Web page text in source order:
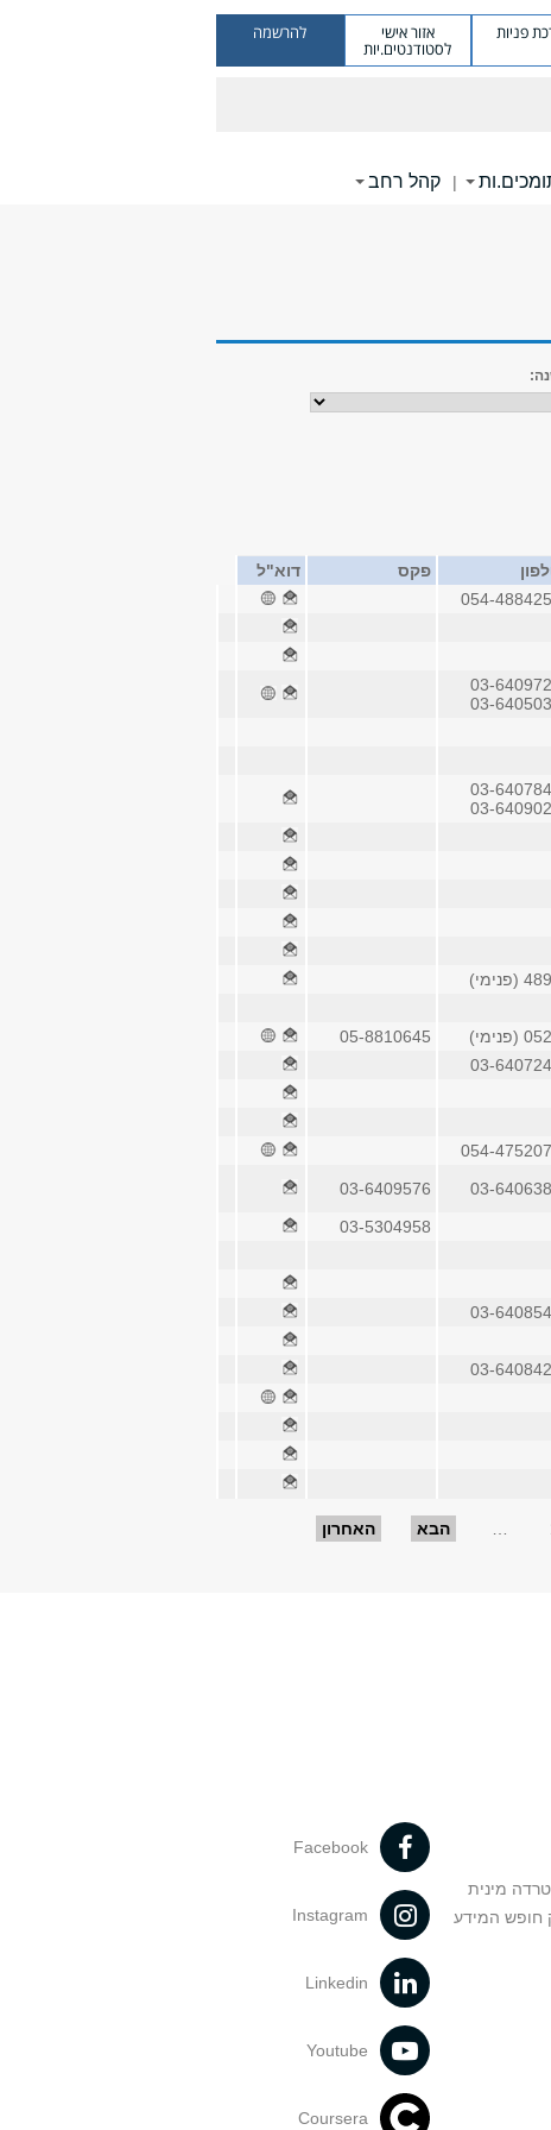
פניות אזור אישי
לסטודנטים.יות
להרשמה
| קהל רחב
פקס
דוא"ל
054-
03-
03-
03-
03-
(פנימי)
(פנימי)
05-8810645
03-
054-
03-
03-6409576
03-5304958
03-
03-
הבא האחרון
מינית
חופש המידע
Facebook
Instagram
Linkedin
Youtube
Coursera